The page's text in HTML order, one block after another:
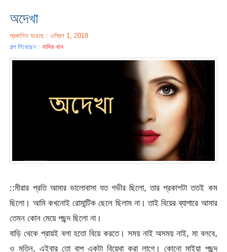
অদেখা
প্রকাশিত হয়েছে : এপ্রিল 1, 2018
গল্প লিখেছেন :নাসির খান
::মীরার প্রতি আমার ভালোবাসা যত গভীর ছিলো, তার প্রকাশটা ততই কম
ছিলো। আমি কখনোই রোমান্টিক ছেলে ছিলাম না। তাই বিয়ের ব্যাপারে আমার
তেমন কোন মেয়ে পছন্দ ছিলো না।
বাড়ি থেকে প্রায়ই বলা হতো বিয়ে করতে। সময় নাই অসময় নাই, মা বলবে,
ও মতিন, এইবার তো বাপ একটা বিয়েথা করা লাগে। কোনো মাইয়া পছন্দ